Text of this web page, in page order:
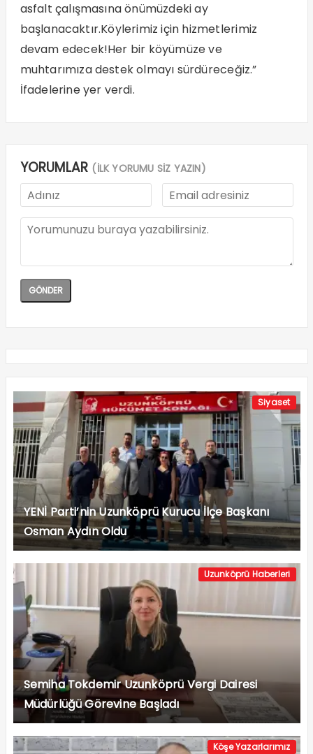
asfalt çalışmasına önümüzdeki ay
başlanacaktır.Köylerimiz için hizmetlerimiz
devam edecek!Her bir köyümüze ve
muhtarımıza destek olmayı sürdüreceğiz.”
İfadelerine yer verdi.
YORUMLAR (İLK YORUMU SİZ YAZIN)
Siyaset
YENİ Parti’nin Uzunköprü Kurucu İlçe Başkanı
Osman Aydın Oldu
Uzunköprü Haberleri
Semiha Tokdemir Uzunköprü Vergi Dairesi
Müdürlüğü Görevine Başladı
Köşe Yazarlarımız